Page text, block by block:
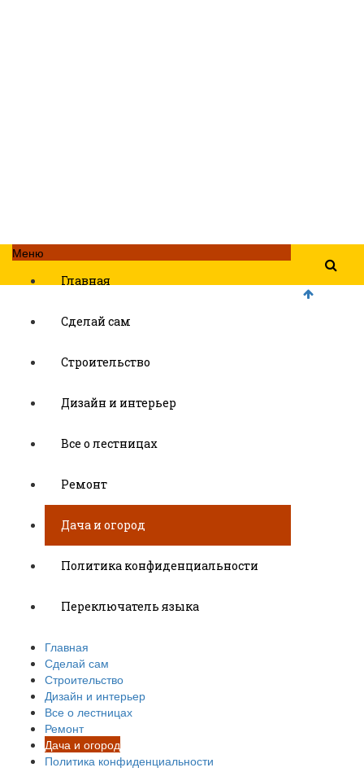
Меню
Главная
Сделай сам
Строительство
Дизайн и интерьер
Все о лестницах
Ремонт
Дача и огород
Политика конфиденциальности
Переключатель языка
Главная
Сделай сам
Строительство
Дизайн и интерьер
Все о лестницах
Ремонт
Дача и огород
Политика конфиденциальности